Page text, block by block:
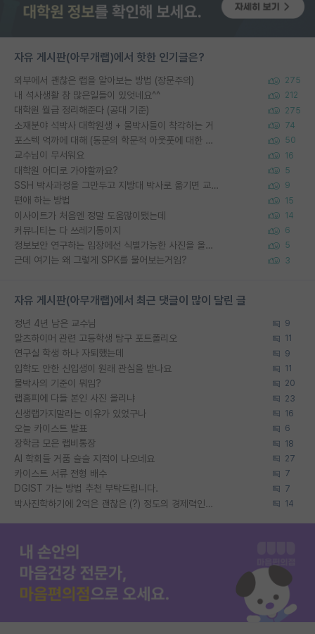
자유 게시판(아무개랩)에서 핫한 인기글은?
외부에서 괜찮은 랩을 알아보는 방법 (장문주의) 275
내 석사생활 참 많은일들이 있엇네요^^ 212
대학원 월급 정리해준다 (공대 기준) 275
소재분야 석박사 대학원생 + 물박사들이 착각하는 거 74
포스텍 억까에 대해 (동문의 학문적 아웃풋에 대한 반박) 50
교수님이 무서워요 16
대학원 어디로 가야할까요? 5
SSH 박사과정을 그만두고 지방대 박사로 옮기면 교수의 꿈은 끝일까요? 9
편애 하는 방법 15
이사이트가 처음엔 정말 도움많이됐는데 14
커뮤니티는 다 쓰레기통이지 6
정보보안 연구하는 입장에선 식별가능한 사진을 올리는건 비추이긴함 5
근데 여기는 왜 그렇게 SPK를 물어보는거임? 3
자유 게시판(아무개랩)에서 최근 댓글이 많이 달린 글
정년 4년 남은 교수님 9
알츠하이머 관련 고등학생 탐구 포트폴리오 11
연구실 학생 하나 자퇴했는데 9
입학도 안한 신입생이 원래 관심을 받나요 11
물박사의 기준이 뭐임? 20
랩홈피에 다들 본인 사진 올리냐 23
신생랩가지말라는 이유가 있었구나 16
오늘 카이스트 발표 6
장학금 모은 랩비통장 18
AI 학회들 거품 슬슬 지적이 나오네요 27
카이스트 서류 전형 배수 7
DGIST 가는 방법 추천 부탁드립니다. 7
박사진학하기에 2억은 괜찮은 (?) 정도의 경제력인가요 14